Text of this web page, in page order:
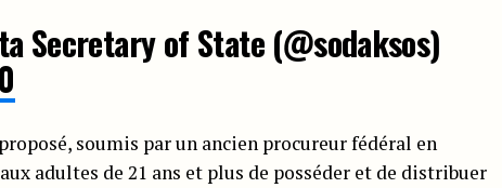
Secretary of State (@sodaksos)
soumis par un ancien procureur fédéral en
adultes de 21 ans et plus de posséder et de distribuer